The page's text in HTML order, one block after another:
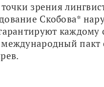
зрения
Скобова*
пакт